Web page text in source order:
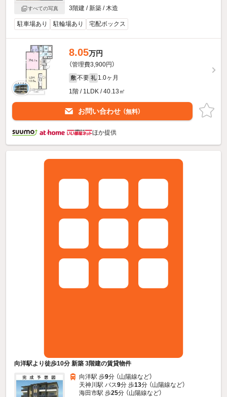
すべての写真
3階建 / 新築 / 木造
駐車場あり 駐輪場あり 宅配ボックス
8.05万円
（管理費3,900円）
敷 不要 礼 1.0ヶ月
1階 / 1LDK / 40.13㎡
お問い合わせ （無料）
ほか提供
向洋駅より徒歩10分 新築 3階建の賃貸物件
向洋駅 歩9分 （山陽線など）
天神川駅 バス9分 歩13分 （山陽線など）
海田市駅 歩25分 （山陽線など）